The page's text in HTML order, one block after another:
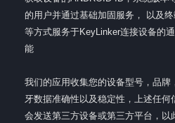
的用户并通过基础加固服务， 以及
等方式服务于KeyLinker连接设备的
能
我们的应用收集您的设备型号，品
牙数据准确性以及稳定性，上述任
会发送第三方设备或第三方平台，以